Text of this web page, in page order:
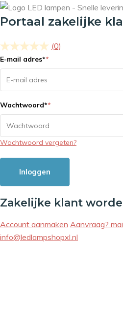
Portaal zakelijke
(0)
E-mail adres**
Wachtwoord**
Wachtwoord vergeten?
Inloggen
Zakelijke klant
Account aanmaken Aanvraag?
info@ledlampshopxl.nl